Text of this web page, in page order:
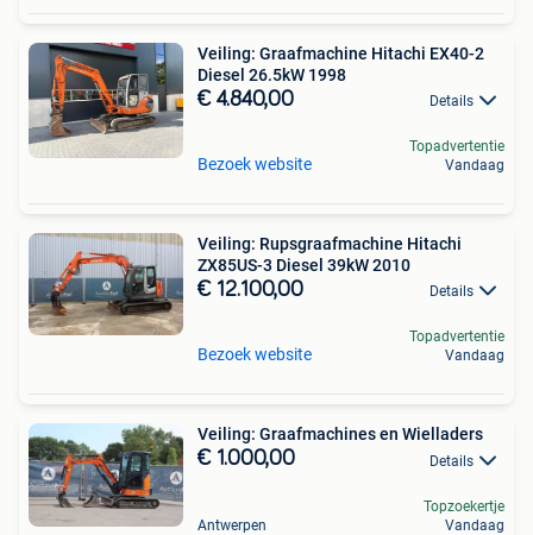
Veiling: Graafmachine Hitachi EX40-2
Diesel 26.5kW 1998
€ 4.840,00 Details
Bezoek website
Topadvertentie
Vandaag
Veiling: Rupsgraafmachine Hitachi
ZX85US-3 Diesel 39kW 2010
€ 12.100,00 Details
Bezoek website
Topadvertentie
Vandaag
Veiling: Graafmachines en Wielladers
€ 1.000,00 Details
Antwerpen
Topzoekertje
Vandaag